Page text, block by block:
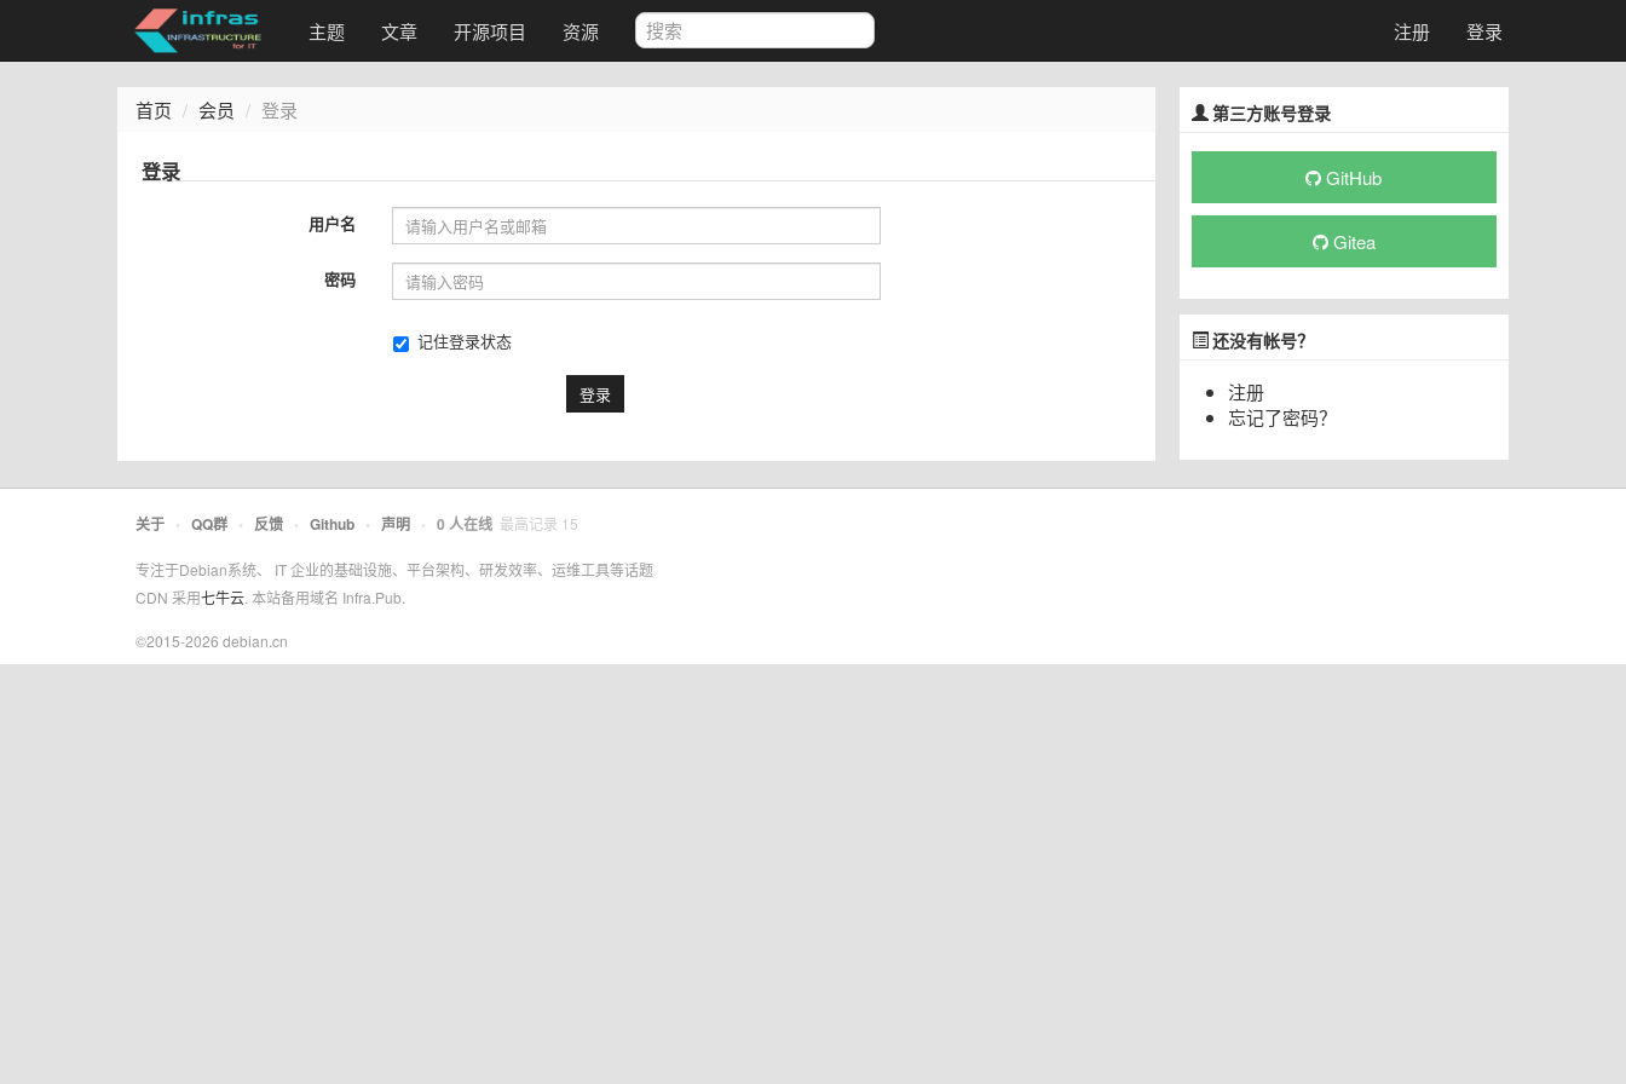
主题 文章 开源项目 资源 注册 登录
首页 会员 登录
登录
用户名
密码
记住登录状态
登录
第三方账号登录
GitHub
Gitea
还没有帐号？
注册
忘记了密码？
关于 • QQ群 • 反馈 • Github • 声明 • 0 人在线 最高记录 15
专注于Debian系统、 IT 企业的基础设施、平台架构、研发效率、运维工具等话题
CDN 采用七牛云 . 本站备用域名 Infra.Pub.
©2015-2026 debian.cn